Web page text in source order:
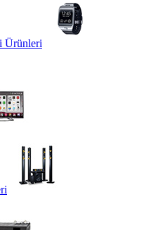
Ürünleri